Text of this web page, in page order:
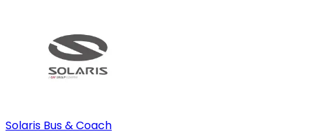
Solaris Bus & Coach